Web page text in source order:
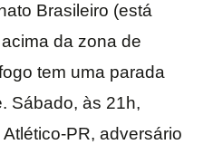
Brasileiro (está
da zona de
tem uma parada
Sábado, às 21h,
PR, adversário